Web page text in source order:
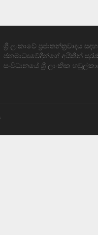
ශ්‍රී ලංකාවේ ප්‍රජාතන්ත්‍රවාදය
ජනමාධ්‍යවේදීන්ගේ අයිතීන්
සංවිධානයේ ශ්‍රී ලාංකික